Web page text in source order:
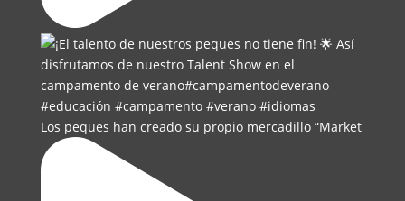
Los peques han creado su propio mercadillo “Market